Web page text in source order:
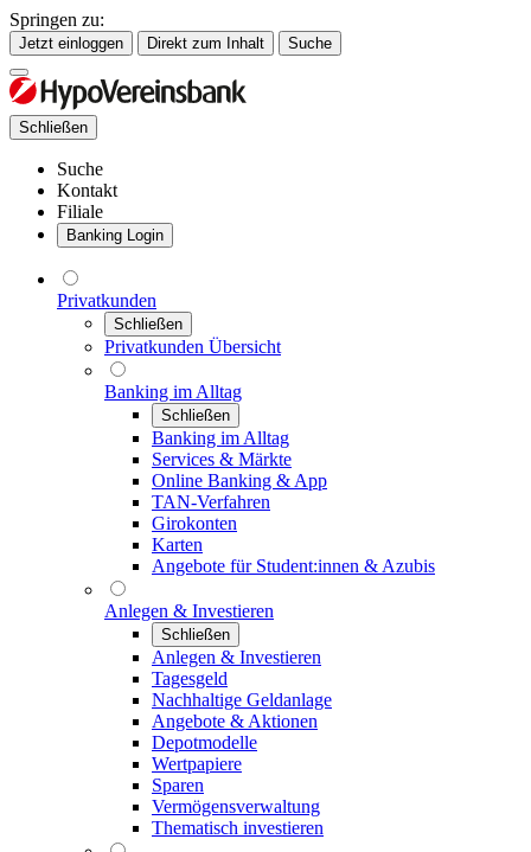
Springen zu:
Jetzt einloggen Direkt zum Inhalt Suche
Schließen
Suche
Kontakt
Filiale
Banking Login
Privatkunden
Schließen
Privatkunden Übersicht
Banking im Alltag
Schließen
Banking im Alltag
Services & Märkte
Online Banking & App
TAN-Verfahren
Girokonten
Karten
Angebote für Student:innen & Azubis
Anlegen & Investieren
Schließen
Anlegen & Investieren
Tagesgeld
Nachhaltige Geldanlage
Angebote & Aktionen
Depotmodelle
Wertpapiere
Sparen
Vermögensverwaltung
Thematisch investieren